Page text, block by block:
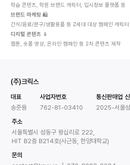
학습 콘텐츠, 학원 브랜드 캐릭터, 입시정보 플랫폼 등
브랜드 마케팅 🛍️
간식/음료/문구/생활용품 등 Z세대 대상 캠페인 캐릭터
디지털 콘텐츠 📱
웹툰, 숏폼 영상, 온라인 캠페인 등 2차 콘텐츠 제작
(주)크릭스
대표
송준용
사업자번호
762-81-03410
통신판매업
2025-서울
주소
서울특별시 성동구 왕십리로 222,
HIT B2층 B214호(사근동, 한양대학교)
문의